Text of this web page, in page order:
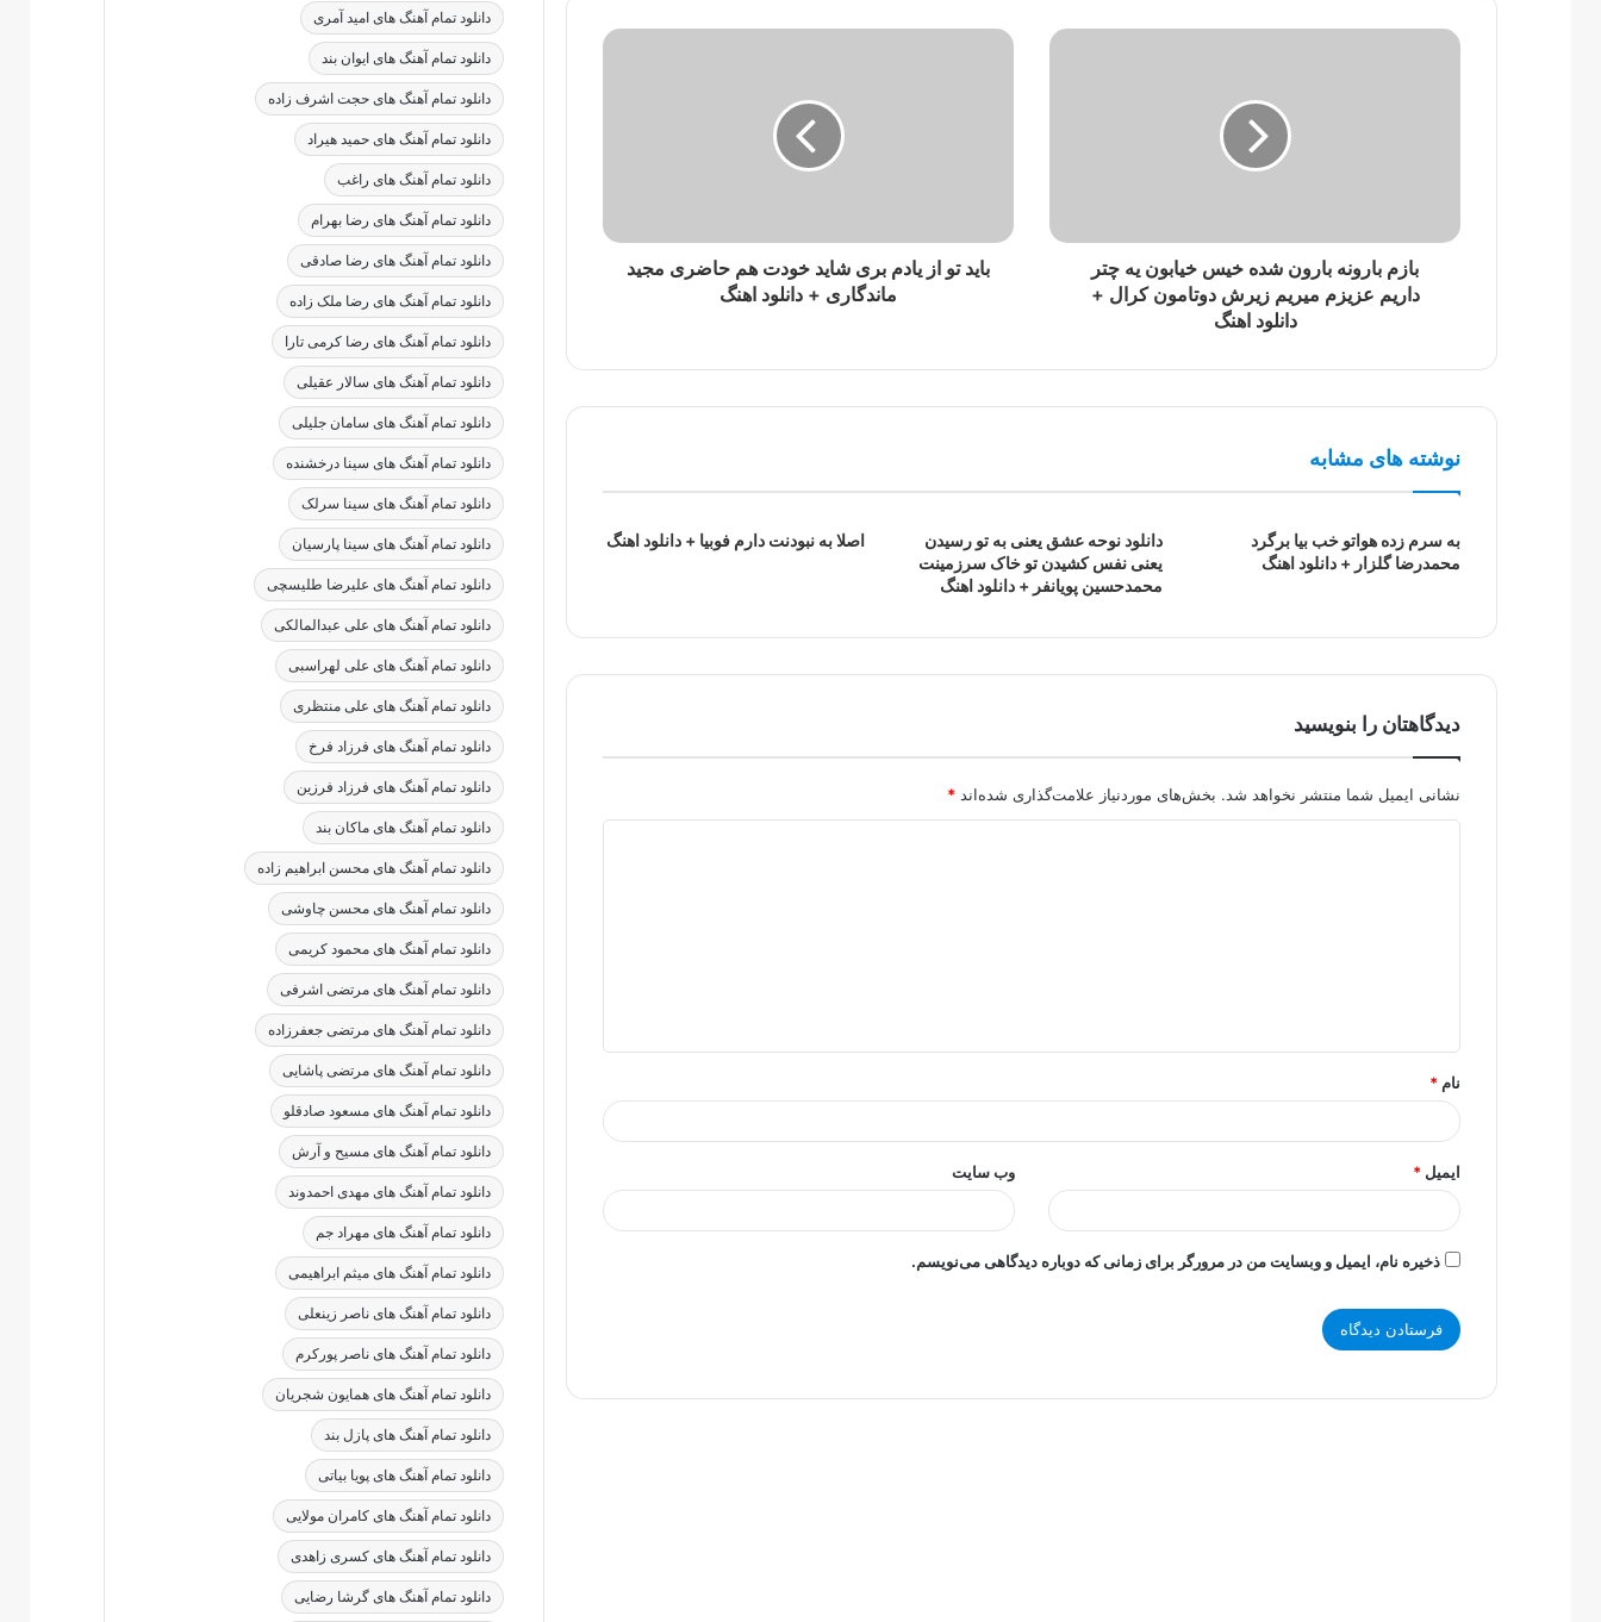
بازم بارونه بارون شده خیس خیابون یه چتر
داریم عزیزم میریم زیرش دوتامون کرال +
دانلود اهنگ
باید تو از یادم بری شاید خودت هم حاضری مجید
ماندگاری + دانلود اهنگ
نوشته های مشابه
به سرم زده هواتو خب بیا برگرد
محمدرضا گلزار + دانلود اهنگ
دانلود نوحه عشق یعنی به تو رسیدن
یعنی نفس کشیدن تو خاک سرزمینت
محمدحسین پویانفر + دانلود اهنگ
اصلا به نبودنت دارم فوبیا + دانلود اهنگ
دیدگاهتان را بنویسید
نشانی ایمیل شما منتشر نخواهد شد. بخش‌های موردنیاز علامت‌گذاری شده‌اند *
*
نام *
ایمیل * وب‌ سایت
ذخیره نام، ایمیل و وبسایت من در مرورگر برای زمانی که دوباره دیدگاهی می‌نویسم.
دانلود تمام آهنگ های امید آمری
دانلود تمام آهنگ های ایوان بند
دانلود تمام آهنگ های حجت اشرف زاده
دانلود تمام آهنگ های حمید هیراد
دانلود تمام آهنگ های راغب
دانلود تمام آهنگ های رضا بهرام
دانلود تمام آهنگ های رضا صادقی
دانلود تمام آهنگ های رضا ملک زاده
دانلود تمام آهنگ های رضا کرمی تارا
دانلود تمام آهنگ های سالار عقیلی
دانلود تمام آهنگ های سامان جلیلی
دانلود تمام آهنگ های سینا درخشنده
دانلود تمام آهنگ های سینا سرلک
دانلود تمام آهنگ های سینا پارسیان
دانلود تمام آهنگ های علیرضا طلیسچی
دانلود تمام آهنگ های علی عبدالمالکی
دانلود تمام آهنگ های علی لهراسبی
دانلود تمام آهنگ های علی منتظری
دانلود تمام آهنگ های فرزاد فرخ
دانلود تمام آهنگ های فرزاد فرزین
دانلود تمام آهنگ های ماکان بند
دانلود تمام آهنگ های محسن ابراهیم زاده
دانلود تمام آهنگ های محسن چاوشی
دانلود تمام آهنگ های محمود کریمی
دانلود تمام آهنگ های مرتضی اشرفی
دانلود تمام آهنگ های مرتضی جعفرزاده
دانلود تمام آهنگ های مرتضی پاشایی
دانلود تمام آهنگ های مسعود صادقلو
دانلود تمام آهنگ های مسیح و آرش
دانلود تمام آهنگ های مهدی احمدوند
دانلود تمام آهنگ های مهراد جم
دانلود تمام آهنگ های میثم ابراهیمی
دانلود تمام آهنگ های ناصر زینعلی
دانلود تمام آهنگ های ناصر پورکرم
دانلود تمام آهنگ های همایون شجریان
دانلود تمام آهنگ های پازل بند
دانلود تمام آهنگ های پویا بیاتی
دانلود تمام آهنگ های کامران مولایی
دانلود تمام آهنگ های کسری زاهدی
دانلود تمام آهنگ های گرشا رضایی